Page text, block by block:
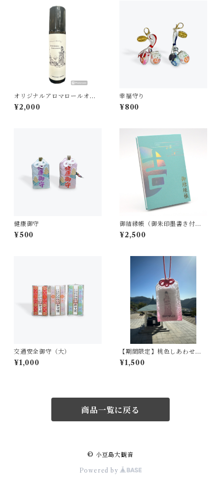
オリジナルアロマロールオン
ボトル
¥2,000
幸福守り
¥800
健康御守
¥500
御結縁帳（御朱印墨書き付
き）
¥2,500
交通安全御守（大）
¥1,000
【期間限定】桃色しあわせレ
ースお守り
¥1,500
商品一覧に戻る
© 小豆島大観音
Powered by